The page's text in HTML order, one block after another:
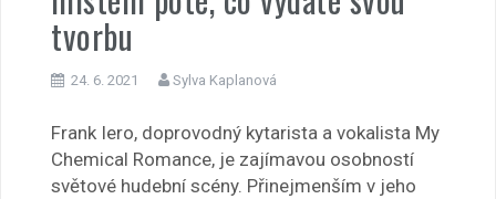
tvorbu
24. 6. 2021 Sylva Kaplanová
Frank Iero, doprovodný kytarista a vokalista My
Chemical Romance, je zajímavou osobností
světové hudební scény. Přinejmenším v jeho